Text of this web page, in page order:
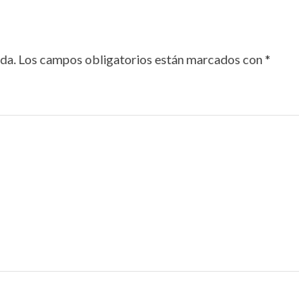
Los campos obligatorios están marcados con*